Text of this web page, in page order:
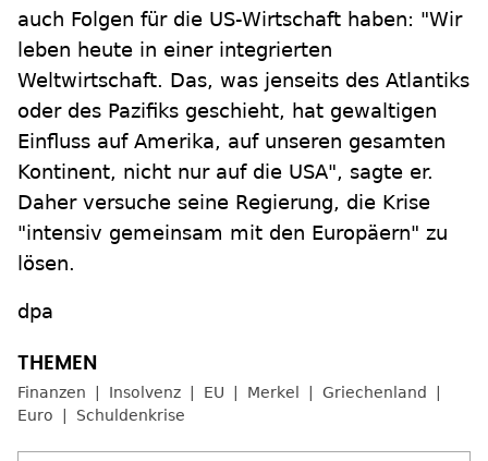
auch Folgen für die US-Wirtschaft haben: "Wir
leben heute in einer integrierten
Weltwirtschaft. Das, was jenseits des Atlantiks
oder des Pazifiks geschieht, hat gewaltigen
Einfluss auf Amerika, auf unseren gesamten
Kontinent, nicht nur auf die USA", sagte er.
Daher versuche seine Regierung, die Krise
"intensiv gemeinsam mit den Europäern" zu
lösen.
dpa
Finanzen Insolvenz EU Merkel
Griechenland
Euro
Schuldenkrise